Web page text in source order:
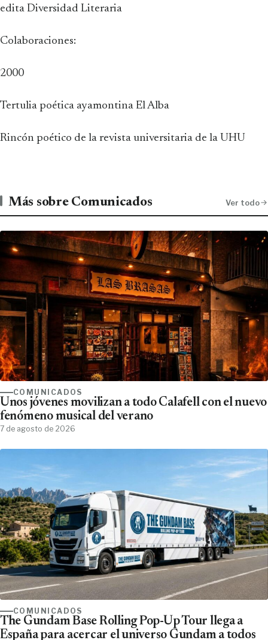
edita Diversidad Literaria
Colaboraciones:
2000
Tertulia poética ayamontina El Alba
Rincón poético de la revista universitaria de la UHU
Más sobre Comunicados Ver todo
COMUNICADOS
Unos jóvenes movilizan a todo Calafell con el nuevo
fenómeno musical del verano
7 de agosto de 2026
COMUNICADOS
The Gundam Base Rolling Pop-Up Tour llega a
España para acercar el universo Gundam a todos